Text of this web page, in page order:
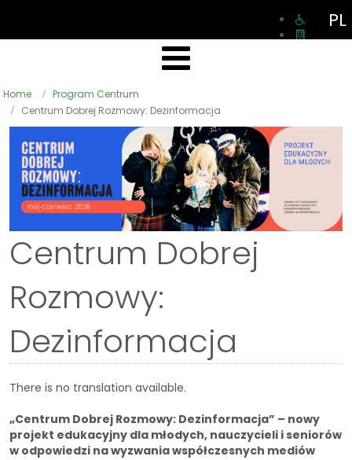
PL
Home
Program Centrum
Centrum Dobrej Rozmowy: Dezinformacja
Centrum Dobrej
Rozmowy:
Dezinformacja
There is no translation available.
„Centrum Dobrej Rozmowy: Dezinformacja” – nowy
projekt edukacyjny dla młodych, nauczycieli i seniorów
w odpowiedzi na wyzwania współczesnych mediów